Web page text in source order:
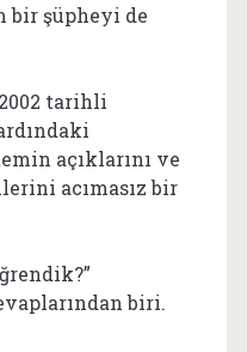
bir şüpheyi de
tarihli
açıklarını ve
acımasız bir
biri.